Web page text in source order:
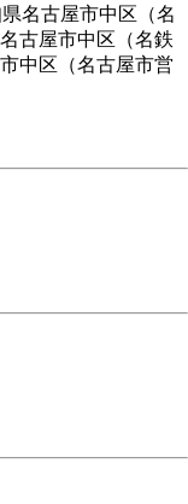
名古屋市中区（名
古屋市中区（名鉄
中区（名古屋市営